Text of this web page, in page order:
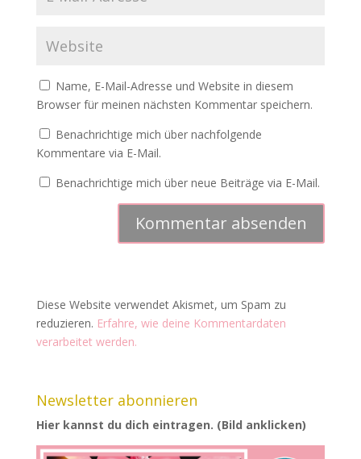
Name, E-Mail-Adresse und Website in diesem
Browser für meinen nächsten Kommentar speichern.
Benachrichtige mich über nachfolgende
Kommentare via E-Mail.
Benachrichtige mich über neue Beiträge via E-Mail.
Diese Website verwendet Akismet, um Spam zu
reduzieren. Erfahre, wie deine Kommentardaten
verarbeitet werden.
Newsletter abonnieren
Hier kannst du dich eintragen. (Bild anklicken)